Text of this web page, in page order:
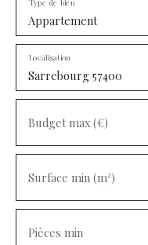
Appartement
Type de bien
Sarrebourg 57400
Localisation
Budget max (€)
Surface min (m²)
Pièces min